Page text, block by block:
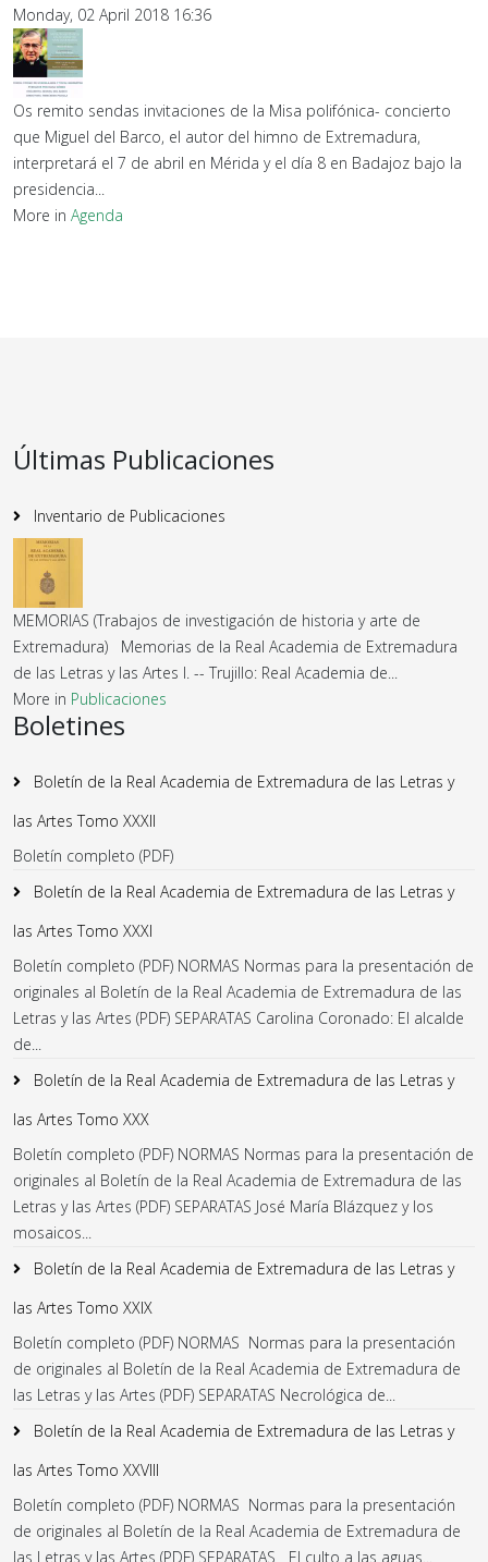
Monday, 02 April 2018 16:36
Os remito sendas invitaciones de la Misa polifónica- concierto
que Miguel del Barco, el autor del himno de Extremadura,
interpretará el 7 de abril en Mérida y el día 8 en Badajoz bajo la
presidencia...
More in Agenda
Últimas Publicaciones
Inventario de Publicaciones
MEMORIAS (Trabajos de investigación de historia y arte de
Extremadura) Memorias de la Real Academia de Extremadura
de las Letras y las Artes I. -- Trujillo: Real Academia de...
More in Publicaciones
Boletines
Boletín de la Real Academia de Extremadura de las Letras y
las Artes Tomo XXXII
Boletín completo (PDF)
Boletín de la Real Academia de Extremadura de las Letras y
las Artes Tomo XXXI
Boletín completo (PDF) NORMAS Normas para la presentación de
originales al Boletín de la Real Academia de Extremadura de las
Letras y las Artes (PDF) SEPARATAS Carolina Coronado: El alcalde
de...
Boletín de la Real Academia de Extremadura de las Letras y
las Artes Tomo XXX
Boletín completo (PDF) NORMAS Normas para la presentación de
originales al Boletín de la Real Academia de Extremadura de las
Letras y las Artes (PDF) SEPARATAS José María Blázquez y los
mosaicos...
Boletín de la Real Academia de Extremadura de las Letras y
las Artes Tomo XXIX
Boletín completo (PDF) NORMAS Normas para la presentación
de originales al Boletín de la Real Academia de Extremadura de
las Letras y las Artes (PDF) SEPARATAS Necrológica de...
Boletín de la Real Academia de Extremadura de las Letras y
las Artes Tomo XXVIII
Boletín completo (PDF) NORMAS Normas para la presentación
de originales al Boletín de la Real Academia de Extremadura de
las Letras y las Artes (PDF) SEPARATAS El culto a las aguas...